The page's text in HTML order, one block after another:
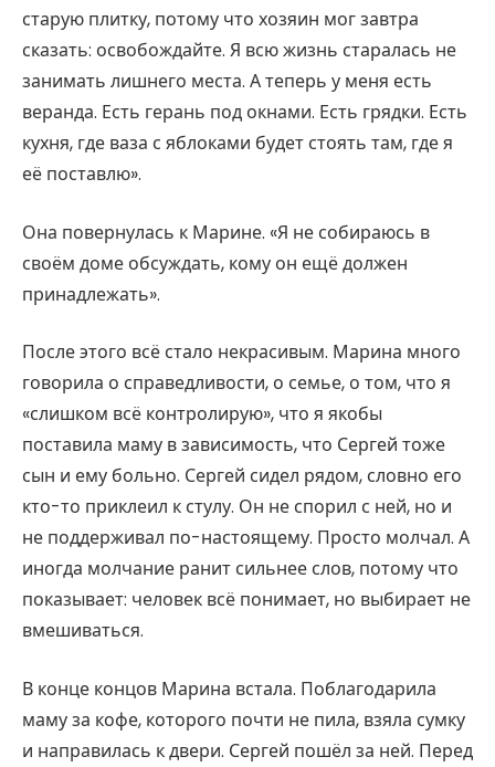
старую плитку, потому что хозяин мог завтра
сказать: освобождайте. Я всю жизнь старалась не
занимать лишнего места. А теперь у меня есть
веранда. Есть герань под окнами. Есть грядки. Есть
кухня, где ваза с яблоками будет стоять там, где я
её поставлю».
Она повернулась к Марине. «Я не собираюсь в
своём доме обсуждать, кому он ещё должен
принадлежать».
После этого всё стало некрасивым. Марина много
говорила о справедливости, о семье, о том, что я
«слишком всё контролирую», что я якобы
поставила маму в зависимость, что Сергей тоже
сын и ему больно. Сергей сидел рядом, словно его
кто-то приклеил к стулу. Он не спорил с ней, но и
не поддерживал по-настоящему. Просто молчал. А
иногда молчание ранит сильнее слов, потому что
показывает: человек всё понимает, но выбирает не
вмешиваться.
В конце концов Марина встала. Поблагодарила
маму за кофе, которого почти не пила, взяла сумку
и направилась к двери. Сергей пошёл за ней. Перед